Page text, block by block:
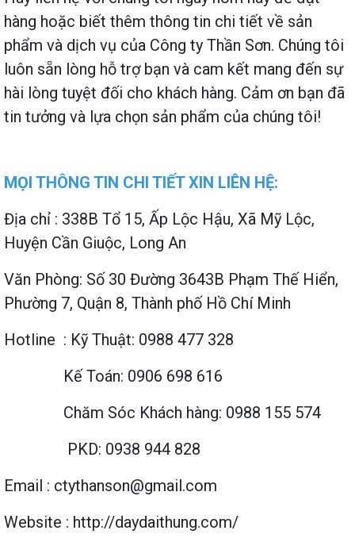
hàng hoặc biết thêm thông tin chi tiết về sản
phẩm và dịch vụ của Công ty Thần Sơn. Chúng tôi
luôn sẵn lòng hỗ trợ bạn và cam kết mang đến sự
hài lòng tuyệt đối cho khách hàng. Cảm ơn bạn đã
tin tưởng và lựa chọn sản phẩm của chúng tôi!
MỌI THÔNG TIN CHI TIẾT XIN LIÊN HỆ:
Địa chỉ : 338B Tổ 15, Ấp Lộc Hậu, Xã Mỹ Lộc,
Huyện Cần Giuộc, Long An
Văn Phòng: Số 30 Đường 3643B Phạm Thế Hiển,
Phường 7, Quận 8, Thành phố Hồ Chí Minh
Hotline : Kỹ Thuật: 0988 477 328
Kế Toán: 0906 698 616
Chăm Sóc Khách hàng: 0988 155 574
PKD: 0938 944 828
Email : ctythanson@gmail.com
Website : http://daydaithung.com/